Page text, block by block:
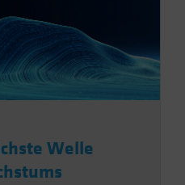
Welle